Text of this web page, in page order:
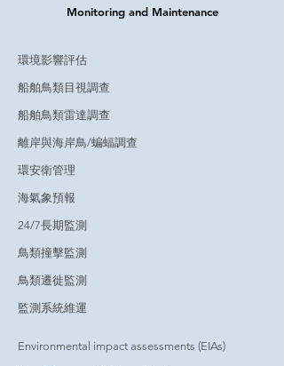
Monitoring and Maintenance
環境影響評估
船舶鳥類目視調查
船舶鳥類雷達調查
離岸與海岸鳥/蝙蝠調查
環安衛管理
海氣象預報
24/7長期監測
鳥類撞擊監測
鳥類遷徙監測
監測系統維運
Environmental impact assessments (EIAs)